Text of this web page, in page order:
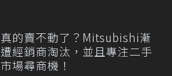
真的賣不動了？Mitsubishi漸
遭經銷商淘汰，並且專注二手
市場尋商機！